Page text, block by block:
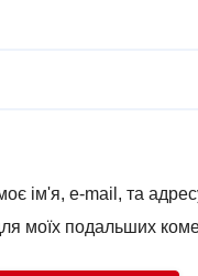
ім'я, e-mail, та
моїх подальших